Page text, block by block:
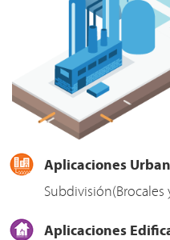
Aplicaciones
Subdivisión(Brocales
Aplicaciones